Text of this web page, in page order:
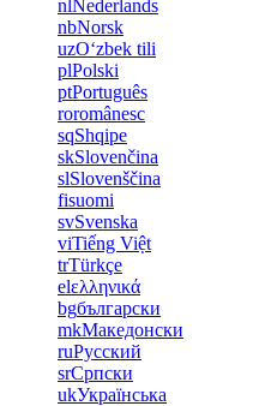
nlNederlands
nbNorsk
uzOʻzbek tili
plPolski
ptPortuguês
roromânesc
sqShqipe
skSlovenčina
slSlovenščina
fisuomi
svSvenska
viTiếng Việt
trTürkçe
elελληνικά
bgбългарски
mkМакедонски
ruРусский
srСрпски
ukУкраїнська